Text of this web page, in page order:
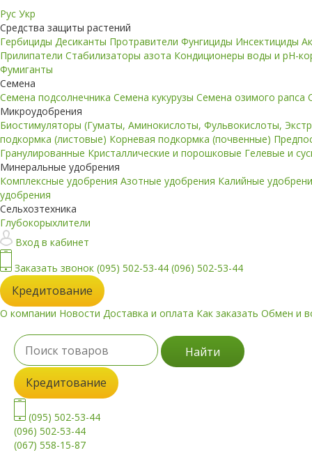
Рус Укр
Средства защиты растений
Гербициды Десиканты Протравители Фунгициды Инсектициды
Прилипатели Стабилизаторы азота Кондиционеры воды и pH-
Фумиганты
Семена
Семена подсолнечника Семена кукурузы Семена озимого рапса
Микроудобрения
Биостимуляторы (Гуматы, Аминокислоты, Фульвокислоты,
подкормка (листовые) Корневая подкормка (почвенные)
Гранулированные Кристаллические и порошковые Гелевые и
Минеральные удобрения
Комплексные удобрения Азотные удобрения Калийные
удобрения
Сельхозтехника
Глубокорыхлители
Вход в кабинет
Заказать звонок (095) 502-53-44 (096) 502-53-44
Кредитование
О компании Новости Доставка и оплата Как заказать Обмен и
Найти
Кредитование
(095) 502-53-44
(096) 502-53-44
(067) 558-15-87